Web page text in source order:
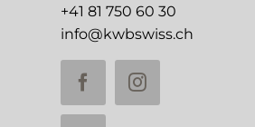
+41 81 750 60 30
info@kwbswiss.ch